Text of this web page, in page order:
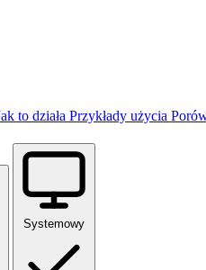
to działa Przykłady użycia
Systemowy